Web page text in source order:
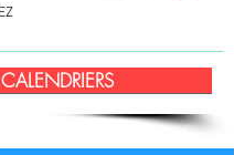
CALENDRIERS